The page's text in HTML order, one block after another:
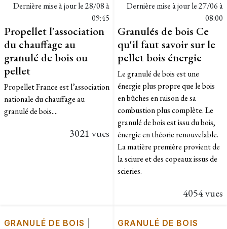
Dernière mise à jour le28/08 à
09:45
Propellet l'association
du chauffage au
granulé de bois ou
pellet
Propellet France est l’association
nationale du chauffage au
granulé de bois....
3021 vues
Dernière mise à jour le27/06 à
08:00
Granulés de bois Ce
qu'il faut savoir sur le
pellet bois énergie
Le granulé de bois est une
énergie plus propre que le bois
en bûches en raison de sa
combustion plus complète. Le
granulé de bois est issu du bois,
énergie en théorie renouvelable.
La matière première provient de
la sciure et des copeaux issus de
scieries.
4054 vues
GRANULÉ DE BOIS GRANULÉ DE BOIS